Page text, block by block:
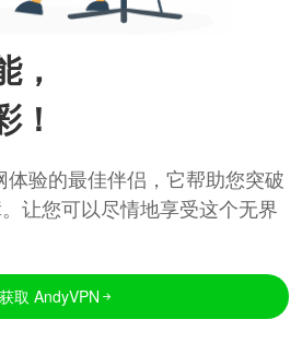
，
！
验的最佳伴侣，它帮助您突破
让您可以尽情地享受这个无界
获取 AndyVPN